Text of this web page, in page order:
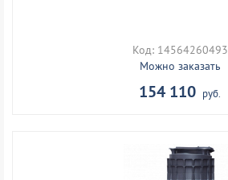
Код: 14564260493
Можно заказать
154 110 руб.